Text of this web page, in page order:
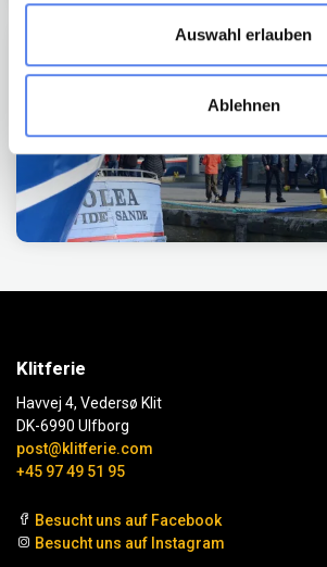
Auswahl erlauben
Ablehnen
Hvide Sande
Klitferie
Havvej 4, Vedersø Klit
DK-6990 Ulfborg
post@klitferie.com
+45 97 49 51 95
Besucht uns auf Facebook
Besucht uns auf Instagram